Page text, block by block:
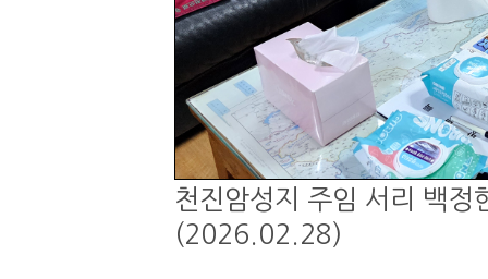
천진암성지 주임 서리 백정
(2026.02.28)